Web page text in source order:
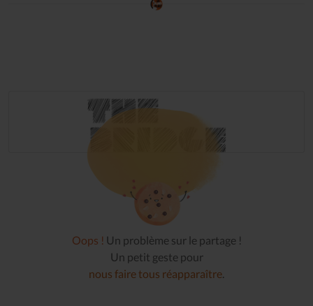
Oops ! Un problème sur le partage !
Un petit geste pour
nous faire tous réapparaître